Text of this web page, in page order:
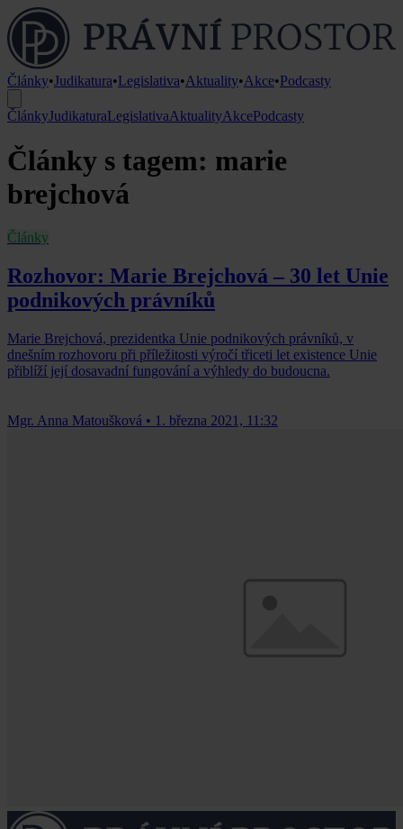
Články•Judikatura•Legislativa•Aktuality•Akce•Podcasty
ČlánkyJudikaturaLegislativaAktualityAkcePodcasty
Články s tagem: marie
brejchová
Články
Rozhovor: Marie Brejchová – 30 let Unie
podnikových právníků
Marie Brejchová, prezidentka Unie podnikových právníků, v
dnešním rozhovoru při příležitosti výročí třiceti let existence Unie
přiblíží její dosavadní fungování a výhledy do budoucna.
Mgr. Anna Matoušková • 1. března 2021, 11:32